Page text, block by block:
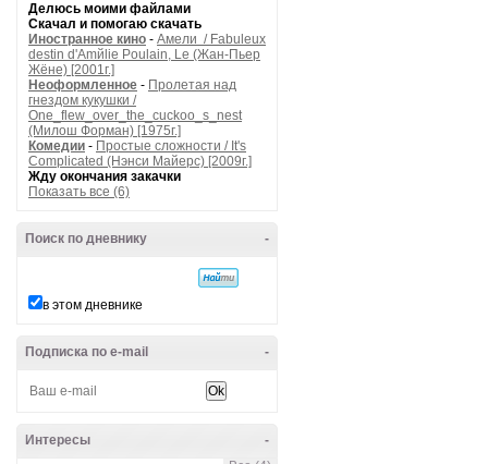
Делюсь моими файлами
Скачал и помогаю скачать
Иностранное кино - Амели / Fabuleux
destin d'Amйlie Poulain, Le (Жан-Пьер
Жёне) [2001г.]
Неоформленное - Пролетая над
гнездом кукушки /
One_flew_over_the_cuckoo_s_nest
(Милош Форман) [1975г.]
Комедии - Простые сложности / It's
Complicated (Нэнси Майерс) [2009г.]
Жду окончания закачки
Показать все (6)
-
Поиск по дневнику
в этом дневнике
-
Подписка по e-mail
-
Интересы